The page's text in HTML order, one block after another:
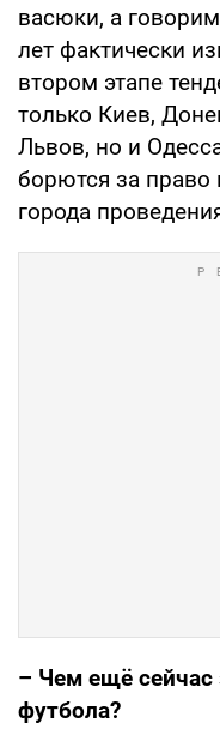
васюки, а
лет фактически
втором этапе
только Киев,
Львов, но и
борются за право
города
– Чем ещё сейчас
футбола?